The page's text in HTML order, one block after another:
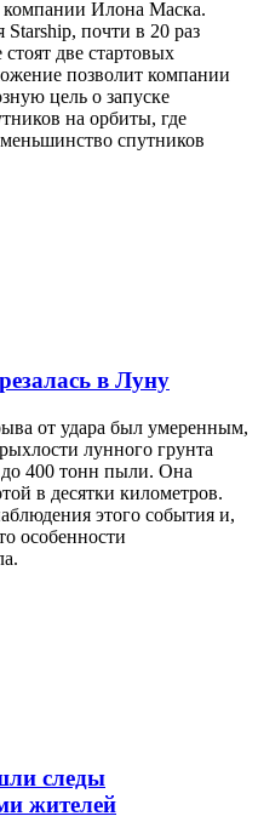
компании Илона Маска.
почти в 20 раз
две стартовых
позволит компании
цель о запуске
на орбиты, где
спутников
в Луну
от удара был умеренным,
лунного грунта
400 тонн пыли. Она
в десятки километров.
этого события и,
особенности
следы
жителей